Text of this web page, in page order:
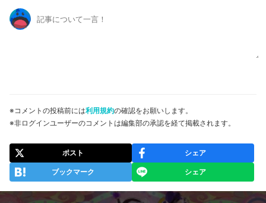
※コメントの投稿前には利用規約の確認をお願いします。
※非ログインユーザーのコメントは編集部の承認を経て掲載されます。
ポスト シェア
ブックマーク シェア